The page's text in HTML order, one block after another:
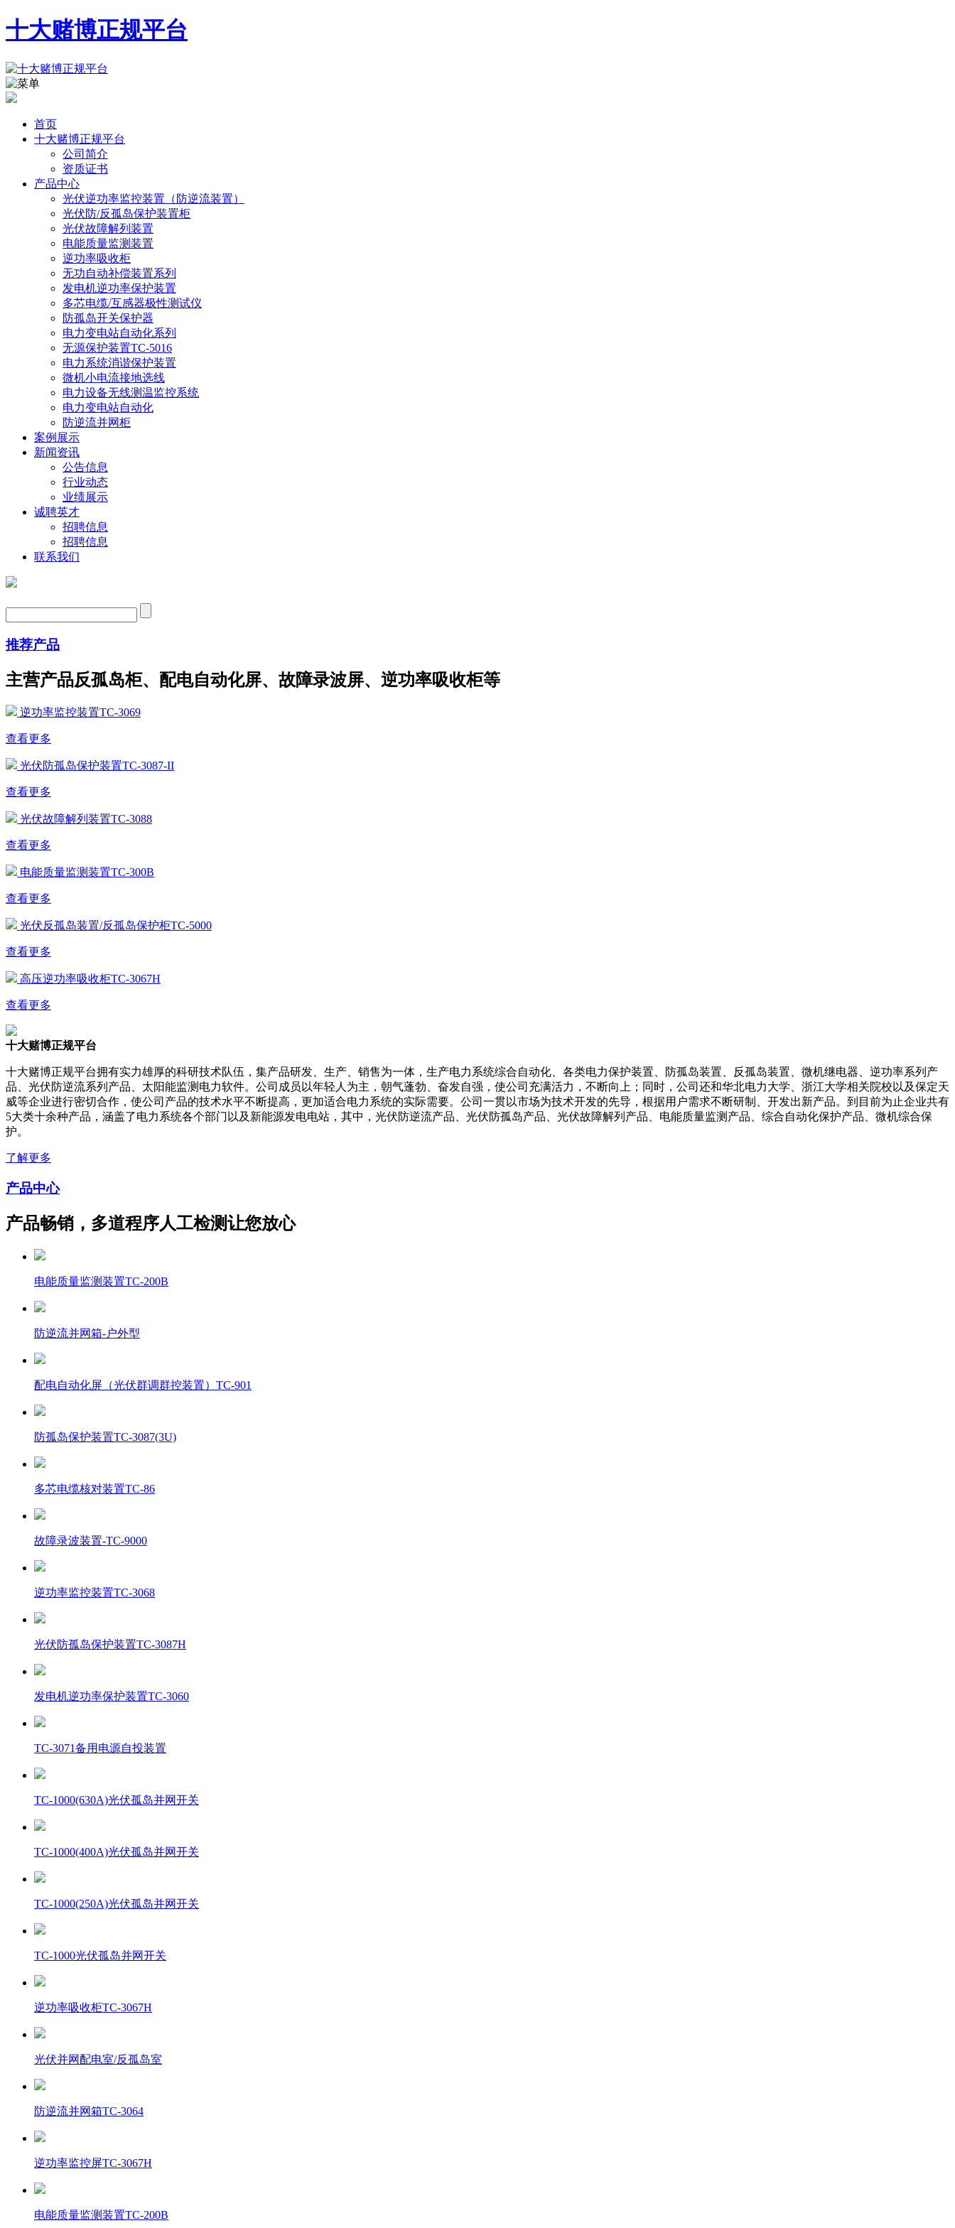
十大赌博正规平台
首页
十大赌博正规平台
公司简介
资质证书
产品中心
光伏逆功率监控装置（防逆流装置）
光伏防/反孤岛保护装置柜
光伏故障解列装置
电能质量监测装置
逆功率吸收柜
无功自动补偿装置系列
发电机逆功率保护装置
多芯电缆/互感器极性测试仪
防孤岛开关保护器
电力变电站自动化系列
无源保护装置TC-5016
电力系统消谐保护装置
微机小电流接地选线
电力设备无线测温监控系统
电力变电站自动化
防逆流并网柜
案例展示
新闻资讯
公告信息
行业动态
业绩展示
诚聘英才
招聘信息
招聘信息
联系我们
推荐产品
主营产品反孤岛柜、配电自动化屏、故障录波屏、逆功率吸收柜等
逆功率监控装置TC-3069
查看更多
光伏防孤岛保护装置TC-3087-II
查看更多
光伏故障解列装置TC-3088
查看更多
电能质量监测装置TC-300B
查看更多
光伏反孤岛装置/反孤岛保护柜TC-5000
查看更多
高压逆功率吸收柜TC-3067H
查看更多
十大赌博正规平台
十大赌博正规平台拥有实力雄厚的科研技术队伍，集产品研发、生产、销售为一体，生产电力系统综合自动化、各类电力保护装置、防孤岛装置、反孤岛装置、微机继电器、逆功率系列产
品、光伏防逆流系列产品、太阳能监测电力软件。公司成员以年轻人为主，朝气蓬勃、奋发自强，使公司充满活力，不断向上；同时，公司还和华北电力大学、浙江大学相关院校以及保定天
威等企业进行密切合作，使公司产品的技术水平不断提高，更加适合电力系统的实际需要。公司一贯以市场为技术开发的先导，根据用户需求不断研制、开发出新产品。到目前为止企业共有
5大类十余种产品，涵盖了电力系统各个部门以及新能源发电电站，其中，光伏防逆流产品、光伏防孤岛产品、光伏故障解列产品、电能质量监测产品、综合自动化保护产品、微机综合保
护。
了解更多
产品中心
产品畅销，多道程序人工检测让您放心
电能质量监测装置TC-200B
防逆流并网箱-户外型
配电自动化屏（光伏群调群控装置）TC-901
防孤岛保护装置TC-3087(3U)
多芯电缆核对装置TC-86
故障录波装置-TC-9000
逆功率监控装置TC-3068
光伏防孤岛保护装置TC-3087H
发电机逆功率保护装置TC-3060
TC-3071备用电源自投装置
TC-1000(630A)光伏孤岛并网开关
TC-1000(400A)光伏孤岛并网开关
TC-1000(250A)光伏孤岛并网开关
TC-1000光伏孤岛并网开关
逆功率吸收柜TC-3067H
光伏并网配电室/反孤岛室
防逆流并网箱TC-3064
逆功率监控屏TC-3067H
电能质量监测装置TC-200B